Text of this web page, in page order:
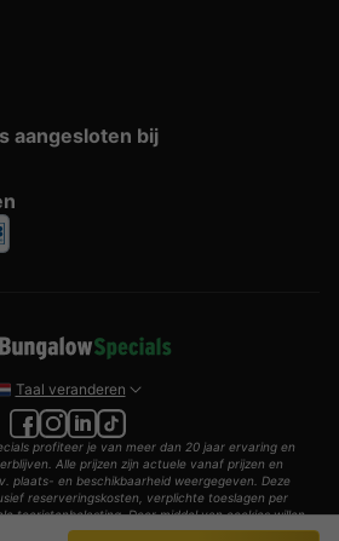
aangesloten bij
Taal veranderen
profiteer je van meer dan 20 jaar ervaring en
Alle prijzen zijn actuele vanaf prijzen en
plaats- en beschikbaarheid weergegeven. Deze
reserveringskosten, verplichte toeslagen per
toeristenbelasting. Door middel van cookies willen